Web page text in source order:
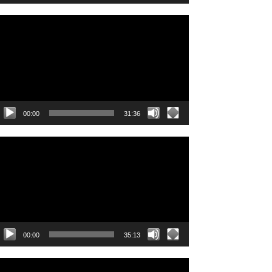
00:00 31:36
00:00 35:13